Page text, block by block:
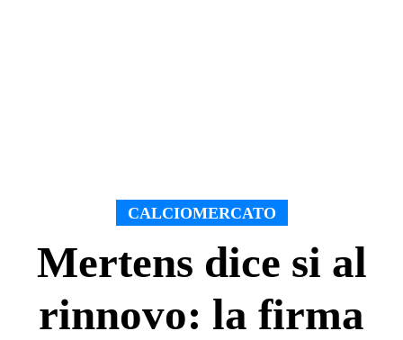
CALCIOMERCATO
Mertens dice si al
rinnovo: la firma